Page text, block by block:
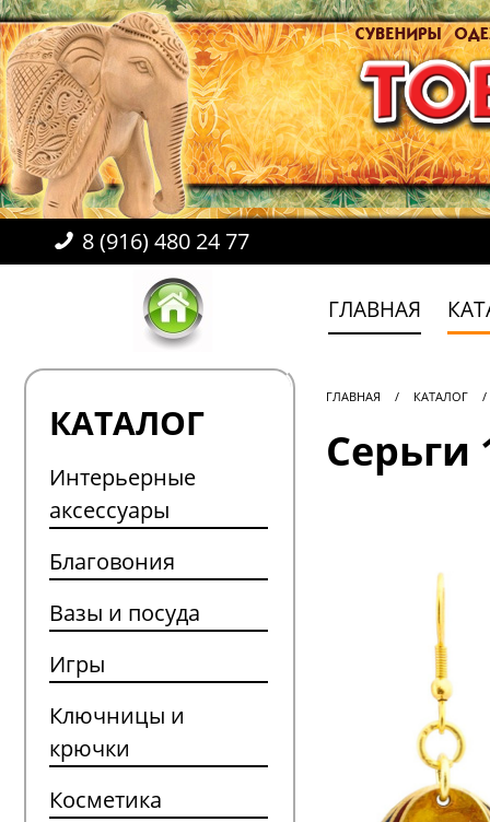
8 (916) 480 24 77
ГЛАВНАЯ
КАТАЛОГ
Интерьерные
аксессуары
Благовония
Вазы и посуда
Игры
Ключницы и
крючки
Косметика
ГЛАВНАЯ / КАТАЛОГ /
Серьги